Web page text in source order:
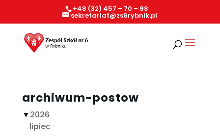
+48 (32) 457 – 70 – 98
sekretariat@zs6rybnik.pl
archiwum-postow
▼2026
lipiec